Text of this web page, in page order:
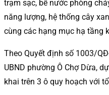
trạm sạc, bể nước phòng
năng lượng, hệ thống cây
cùng các hạng mục hạ tầng
Theo Quyết định số 1003/
UBND phường Ô Chợ Dừa,
khai trên 3 ô quy hoạch với